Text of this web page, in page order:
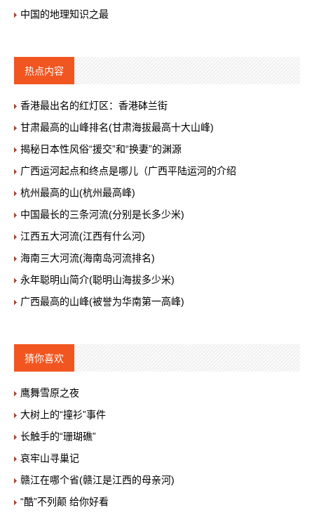
中国的地理知识之最
热点内容
香港最出名的红灯区：香港砵兰街
甘肃最高的山峰排名(甘肃海拔最高十大山峰)
揭秘日本性风俗“援交”和“换妻”的渊源
广西运河起点和终点是哪儿（广西平陆运河的介绍
杭州最高的山(杭州最高峰)
中国最长的三条河流(分别是长多少米)
江西五大河流(江西有什么河)
海南三大河流(海南岛河流排名)
永年聪明山简介(聪明山海拔多少米)
广西最高的山峰(被誉为华南第一高峰)
猜你喜欢
鹰舞雪原之夜
大树上的“撞衫”事件
长触手的“珊瑚礁”
哀牢山寻巢记
赣江在哪个省(赣江是江西的母亲河)
“酷”不列颠 给你好看